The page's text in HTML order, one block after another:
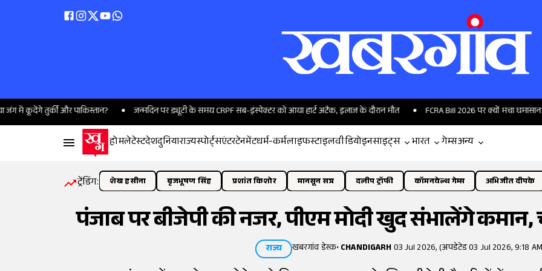
तुर्की और पाकिस्तान? जन्मदिन पर ड्यूटी के समय CRPF सब-इंस्पेक्टर को आया हार्ट अटैक, इलाज के दौरान मौत FCRA Bill 2026 पर क्यों मचा घमासान?
होमलेटेस्टदेशदुनियाराज्यस्पोर्ट्सएंटरटेनमेंटधर्म-कर्मलाइफस्टाइलवीडियोइनसाइट्स भारत गेम्सअन्य
ट्रेंडिंग: शेख हसीना बृजभूषण सिंह प्रशांत किशोर मानसून सत्र दलीप ट्रॉफी कॉमनवेल्थ गेम्स अभिजीत दीपके
पंजाब पर बीजेपी की नजर, पीएम मोदी खुद संभालेंगे
राज्य खबरगांव डेस्क•CHANDIGARH03 Jul 2026, (अपडेटेड 03 Jul 2026, 9:18